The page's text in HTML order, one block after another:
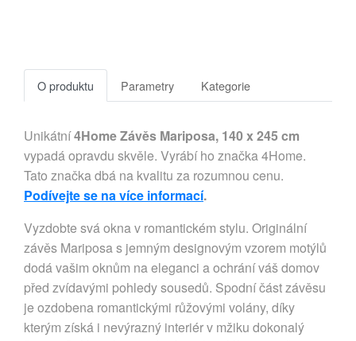
O produktu Parametry Kategorie
Unikátní4Home Závěs Mariposa, 140 x 245 cm
vypadá opravdu skvěle. Vyrábí ho značka 4Home.
Tato značka dbá na kvalitu za rozumnou cenu.
Podívejte se na více informací.
Vyzdobte svá okna v romantickém stylu. Originální
závěs Mariposa s jemným designovým vzorem motýlů
dodá vašim oknům na eleganci a ochrání váš domov
před zvídavými pohledy sousedů. Spodní část závěsu
je ozdobena romantickými růžovými volány, díky
kterým získá i nevýrazný interiér v mžiku dokonalý